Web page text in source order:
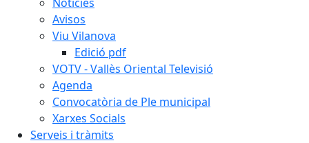
Avisos
Viu Vilanova
Edició pdf
VOTV - Vallès Oriental Televisió
Agenda
Convocatòria de Ple municipal
Xarxes Socials
Serveis i tràmits